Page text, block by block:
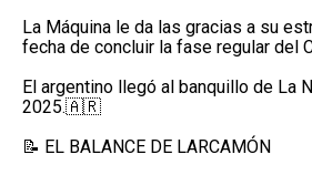
La Máquina le da las gracias a su
fecha de concluir la fase regular del
El argentino llegó al banquillo de La
2025.🇦🇷
📝 EL BALANCE DE LARCAMÓN